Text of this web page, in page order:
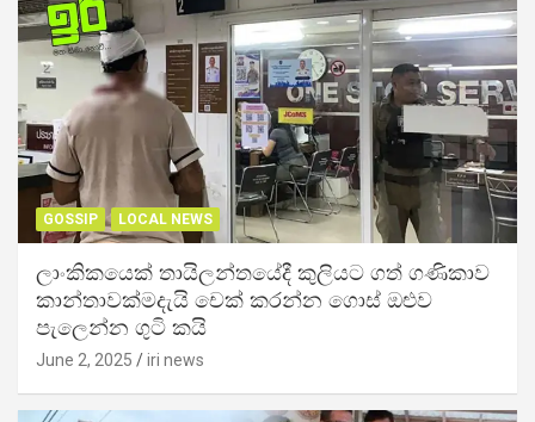
GOSSIP LOCAL NEWS
ලාංකිකයෙක් තායිලන්තයේදී කුලියට ගත් ගණිකාව
කාන්තාවක්මදැයි චෙක් කරන්න ගොස් ඔළුව
පැලෙන්න ගුටි කයි
June 2, 2025 iri news